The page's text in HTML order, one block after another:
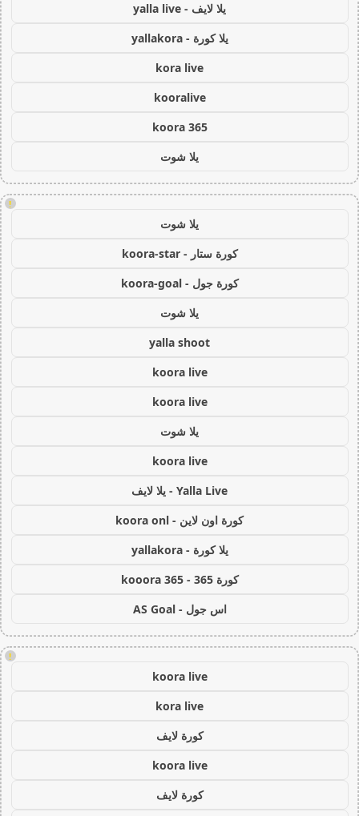
يلا لايف - yalla live
يلا كورة - yallakora
kora live
kooralive
koora 365
يلا شوت
!
يلا شوت
كورة ستار - koora-star
كورة جول - koora-goal
يلا شوت
yalla shoot
koora live
koora live
يلا شوت
koora live
Yalla Live - يلا لايف
كورة اون لاين - koora onl
يلا كورة - yallakora
كورة 365 - kooora 365
اس جول - AS Goal
!
koora live
kora live
كورة لايف
koora live
كورة لايف